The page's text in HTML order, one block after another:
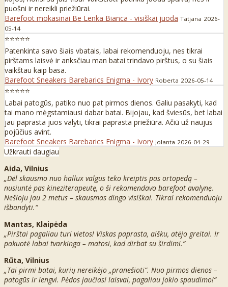
puošni ir nereikli priežiūrai.
Barefoot mokasinai Be Lenka Bianca - visiškai juoda Tatjana 2026-
05-14
⭐⭐⭐⭐⭐
Patenkinta savo šiais vbatais, labai rekomenduoju, nes tikrai
pirštams laisvė ir anksčiau man batai trindavo pirštus, o su šiais
vaikštau kaip basa.
Barefoot Sneakers Barebarics Enigma - Ivory Roberta 2026-05-14
⭐⭐⭐⭐⭐
Labai patogūs, patiko nuo pat pirmos dienos. Galiu pasakyti, kad
tai mano mėgstamiausi dabar batai. Bijojau, kad šviesūs, bet labai
jau paprasta juos valyti, tikrai paprasta priežiūra. Ačiū už naujus
pojūčius avint.
Barefoot Sneakers Barebarics Enigma - Ivory Jolanta 2026-04-29
Užkrauti daugiau
Aida, Vilnius
„Dėl skausmo nuo hallux valgus teko kreiptis pas ortopedą –
nusiuntė pas kineziterapeutę, o ši rekomendavo barefoot avalynę.
Nešioju jau 2 metus – skausmas dingo visiškai. Tikrai rekomenduoju
išbandyti.“
Mantas, Klaipėda
„Pirštai pagaliau turi vietos! Viskas paprasta, aišku, atėjo greitai. Ir
pakuotė labai tvarkinga – matosi, kad dirbat su širdimi.“
Rūta, Vilnius
„Tai pirmi batai, kurių nereikėjo „pranešioti“. Nuo pirmos dienos –
patogūs ir lengvi. Pėdos jaučiasi laisvai, pagaliau jokio spaudimo!“